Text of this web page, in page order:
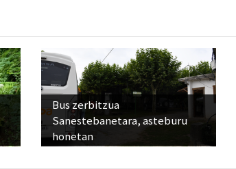
Bus zerbitzua
Sanestebanetara, asteburu
honetan